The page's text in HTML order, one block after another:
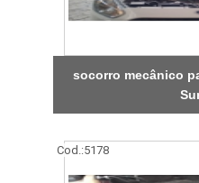
socorro mecânico
Cod.:5178